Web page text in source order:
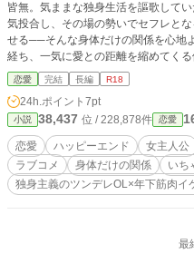
皆無。気ままな独身生活を謳歌して
気投合し、その場の勢いでセフレと
せる──そんな身体だけの関係を心地
経ち、一気に愛との距離を縮めてく
躍するスポーツクライミング選手だ
がバレてしまい、ゴシップ誌にスキ
恋愛 完結 長編 R18
24h.ポイント 7pt
小説 38,437 位 / 228,878件 恋愛
恋愛 ハッピーエンド 女主人公
ラブコメ
身体だけの関係
いち
独身主義のツンデレOL×年下筋肉イ
最